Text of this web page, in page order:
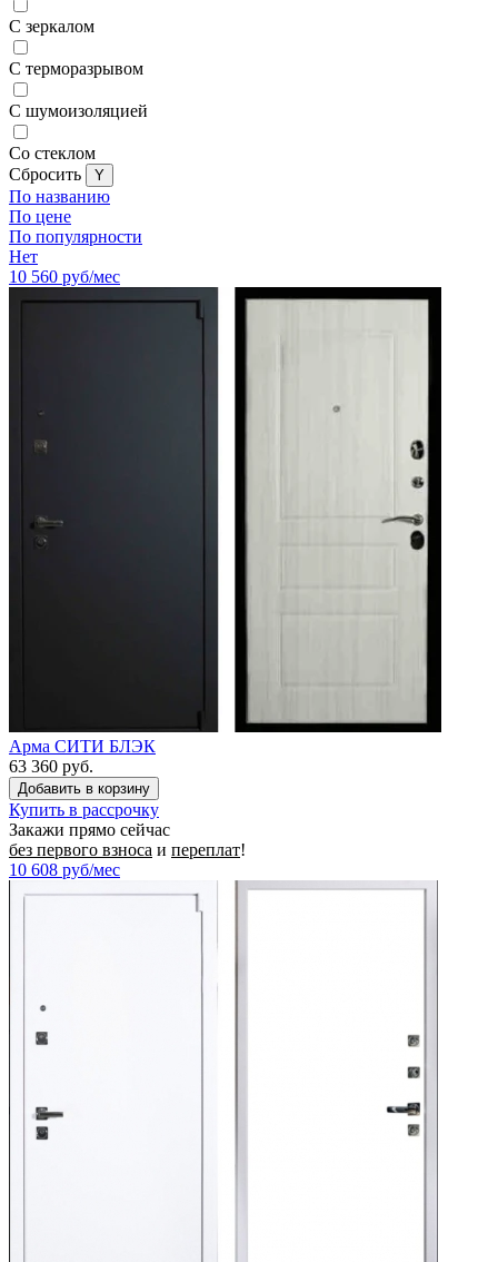
С зеркалом
С терморазрывом
С шумоизоляцией
Со стеклом
Cбросить
По названию
По цене
По популярности
Нет
10 560 руб/мес
Арма СИТИ БЛЭК
63 360 руб.
Купить в рассрочку
Закажи прямо сейчас
без первого взноса и переплат!
10 608 руб/мес